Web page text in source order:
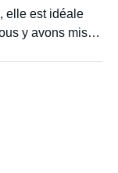
elle est idéale
y avons mis
les longs